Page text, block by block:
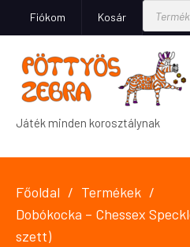
Fiókom Kosár
Játék minden korosztálynak
Főoldal
Termékek
Dobókocka – Chessex
szett)